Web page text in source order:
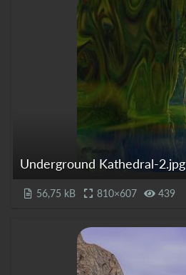
Underground Kathedral-2.jpg
56,75 kB 810×607 439